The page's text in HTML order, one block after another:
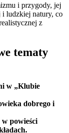
i przygody, jej
i ludzkiej natury, co
z
tematy
w „Klubie
dobrego i
powieści